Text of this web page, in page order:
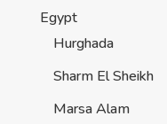
Egypt
Hurghada
Sharm El Sheikh
Marsa Alam